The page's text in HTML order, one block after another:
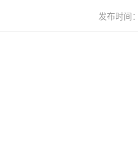
发布时间